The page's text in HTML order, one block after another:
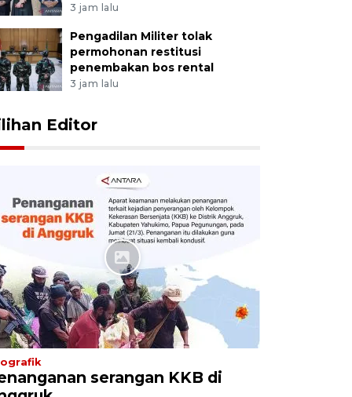
3 jam lalu
Pengadilan Militer tolak
permohonan restitusi
penembakan bos rental
3 jam lalu
Editor
serangan KKB di